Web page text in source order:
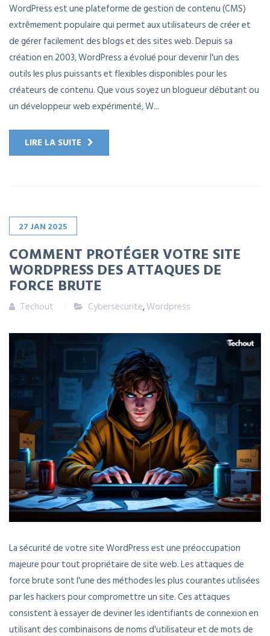
WordPress est une plateforme de gestion de contenu (CMS)
extrêmement populaire qui permet aux utilisateurs de créer et
de gérer facilement des blogs et des sites web. Depuis sa
création en 2003, WordPress a évolué pour devenir l'un des
outils les plus puissants et flexibles disponibles pour les
créateurs de contenu. Que vous soyez un blogueur débutant ou
un développeur web expérimenté, W...
LIRE LA SUITE
27 JAN 2025
COMMENT PROTÉGER VOTRE SITE
WORDPRESS DES ATTAQUES DE
FORCE BRUTE
Techout Cybersecurite,Wordpress
La sécurité de votre site WordPress est une préoccupation
majeure pour tout propriétaire de site web. Les attaques de
force brute sont l'une des méthodes les plus courantes utilisées
par les hackers pour compromettre un site. Ces attaques
consistent à essayer de deviner les identifiants de connexion en
utilisant des combinaisons de noms d'utilisateur et de mots de